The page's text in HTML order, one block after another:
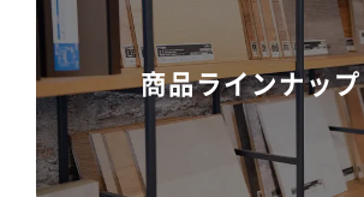
商品ラインナップ